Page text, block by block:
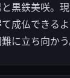
黒鉄美咲。
成仏できる
に立ち向かう